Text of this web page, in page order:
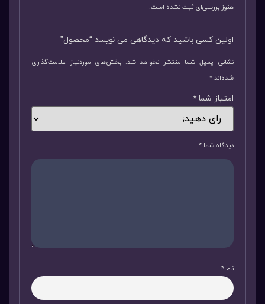
هنوز بررسی‌ای ثبت نشده است.
اولین کسی باشید که دیدگاهی می نویسد “محصول”
نشانی ایمیل شما منتشر نخواهد شد. بخش‌های موردنیاز علامت‌گذاری
شده‌اند*
امتیاز شما *
دیدگاه شما *
نام *